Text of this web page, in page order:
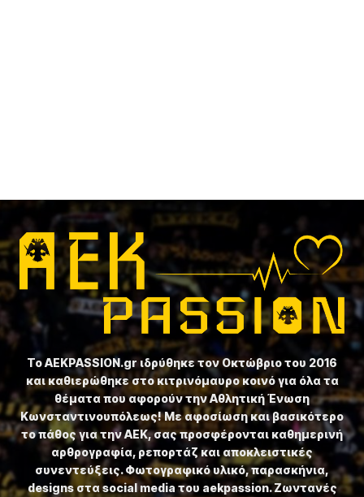
Το ⁦AEKPASSION.gr⁩ ιδρύθηκε τον Οκτώβριο του 2016
και καθιερώθηκε στο κιτρινόμαυρο κοινό για όλα τα
θέματα που αφορούν την Αθλητική Ένωση
Κωνσταντινουπόλεως! Με αφοσίωση και βασικότερο
το πάθος για την ΑΕΚ, σας προσφέρονται καθημερινή
αρθρογραφία, ρεπορτάζ και αποκλειστικές
συνεντεύξεις. Φωτογραφικό υλικό, παρασκήνια,
designs στα social media του aekpassion. Ζωντανές